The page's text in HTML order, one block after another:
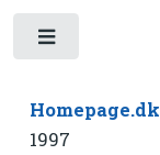
Homepage.dk
1997